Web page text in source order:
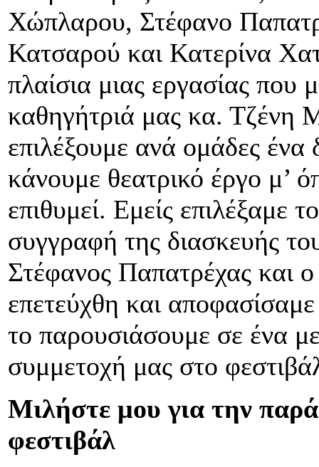
Χώπλαρου, Στέφανο
Κατσαρού και Κατερίνα
πλαίσια μιας εργασίας
καθηγήτριά μας κα. Τζένη
επιλέξουμε ανά ομάδες
κάνουμε θεατρικό έργο μ’
επιθυμεί. Εμείς επιλέξαμε
συγγραφή της διασκευής
Στέφανος Παπατρέχας και
επετεύχθη και
το παρουσιάσουμε σε ένα
συμμετοχή μας στο
Μιλήστε μου για την
φεστιβάλ